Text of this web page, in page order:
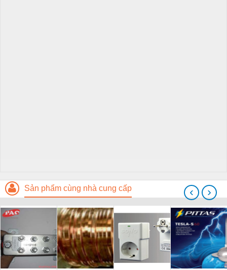
Sản phẩm cùng nhà cung cấp ‹ ›